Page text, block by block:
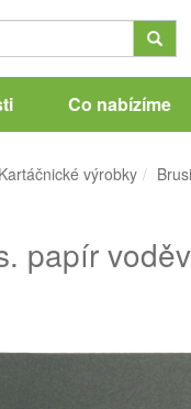
Co nabízíme
Kartáčnické výrobky
papír